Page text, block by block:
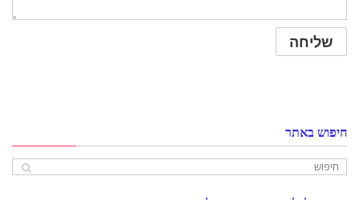
חיפוש באתר